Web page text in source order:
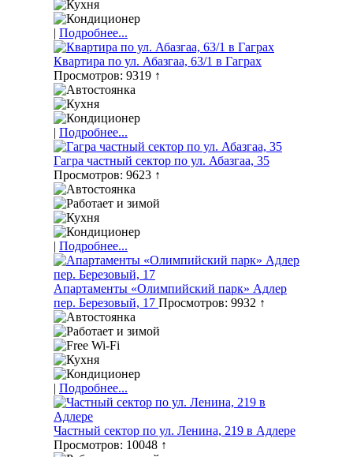
| Подробнее...
Квартира по ул. Абазгаа, 63/1 в Гаграх
Просмотров: 9319 ↑
| Подробнее...
Гагра частный сектор по ул. Абазгаа, 35
Просмотров: 9623 ↑
| Подробнее...
Апартаменты «Олимпийский парк» Адлер
пер. Березовый, 17 Просмотров: 9932 ↑
| Подробнее...
Частный сектор по ул. Ленина, 219 в Адлере
Просмотров: 10048 ↑